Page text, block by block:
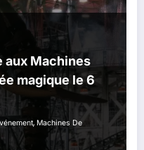
aux Machines
magique le 6
, Machines De